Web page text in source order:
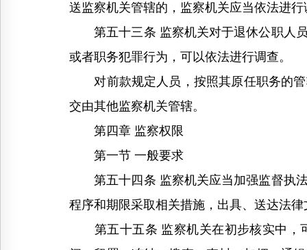
送监察机关管辖的，监察机关应当依法进行
第五十三条 监察机关对于退休公职人员
或者职务犯罪行为，可以依法进行调查。
对前款规定人员，按照其原任职务的管
交由其他监察机关管辖。
第四章 监察权限
第一节 一般要求
第五十四条 监察机关应当加强监督执法
程序和期限采取相关措施，出具、送达法律
第五十五条 监察机关在初步核实中，